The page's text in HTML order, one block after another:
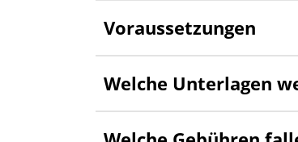
Voraussetzungen
Welche Unterlagen